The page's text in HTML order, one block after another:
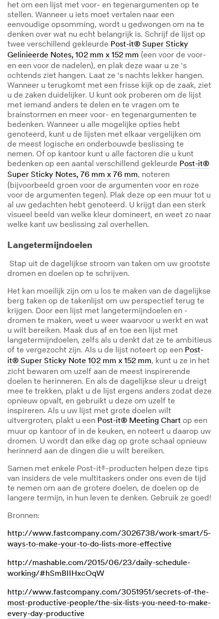
het om een lijst met voor- en tegenargumenten op te
stellen. Wanneer u iets moet vertalen naar een
eenvoudige opsomming, wordt u gedwongen om na te
denken over wat nu echt belangrijk is. Schrijf de lijst op
twee verschillend gekleurde Post-it® Super Sticky
Gelinieerde Notes, 102 mm x 152 mm (een voor de voor-
en een voor de nadelen), en plak deze waar u ze 's
ochtends ziet hangen. Laat ze 's nachts lekker hangen.
Wanneer u terugkomt met een frisse kijk op de zaak, ziet
u de zaken duidelijker. U kunt ook proberen om de lijst
met iemand anders te delen en te vragen om te
brainstormen en meer voor- en tegenargumenten te
bedenken. Wanneer u alle mogelijke opties hebt
genoteerd, kunt u de lijsten met elkaar vergelijken om
de meest logische en onderbouwde beslissing te
nemen. Of op kantoor kunt u alle factoren die u kunt
bedenken op een aantal verschillend gekleurde Post-it®
Super Sticky Notes, 76 mm x 76 mm, noteren
(bijvoorbeeld groen voor de argumenten voor en roze
voor de argumenten tegen). Plak deze op een muur tot u
al uw gedachten hebt genoteerd. U krijgt dan een sterk
visueel beeld van welke kleur domineert, en weet zo naar
welke kant uw beslissing zal overhellen.
Langetermijndoelen
Stap uit de dagelijkse stroom van taken om uw grootste
dromen en doelen op te schrijven.
Het kan moeilijk zijn om u los te maken van de dagelijkse
berg taken op de takenlijst om uw perspectief terug te
krijgen. Door een lijst met langetermijndoelen en -
dromen te maken, weet u weer waarvoor u werkt en wat
u wilt bereiken. Maak dus af en toe een lijst met
langetermijndoelen, zelfs als u denkt dat ze te ambitieus
of te vergezocht zijn. Als u de lijst noteert op een Post-
it® Super Sticky Note 102 mm x 152 mm, kunt u ze in het
zicht bewaren om uzelf aan de meest inspirerende
doelen te herinneren. En als de dagelijkse sleur u dreigt
mee te trekken, plakt u de lijst ergens anders zodat deze
opnieuw opvalt, en gebruikt u deze om uzelf te
inspireren. Als u uw lijst met grote doelen wilt
uitvergroten, plakt u een Post-it® Meeting Chart op een
muur op kantoor of in de keuken, en noteert u daarop uw
dromen. U wordt dan elke dag op grote schaal opnieuw
herinnerd aan de dingen die u wilt bereiken.
Samen met enkele Post-it®-producten helpen deze tips
van insiders de vele multitaskers onder ons even de tijd
te nemen om aan de grotere doelen, de doelen op de
langere termijn, in hun leven te denken. Gebruik ze goed!
Bronnen:
http://www.fastcompany.com/3026738/work-smart/5-
ways-to-make-your-to-do-lists-more-effective
http://mashable.com/2015/06/23/daily-schedule-
working/#hSmBIIHxcOqW
http://www.fastcompany.com/3051951/secrets-of-the-
most-productive-people/the-six-lists-you-need-to-make-
every-day-productive